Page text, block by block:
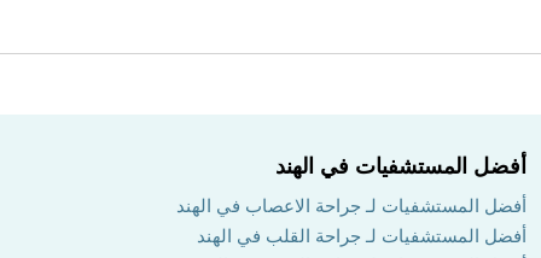
أفضل المستشفيات في الهند
أفضل المستشفيات لـ جراحة الاعصاب في الهند
أفضل المستشفيات لـ جراحة القلب في الهند